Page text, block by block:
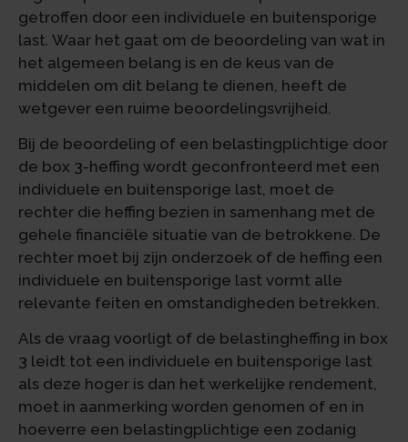
getroffen door een individuele en buitensporige
last. Waar het gaat om de beoordeling van wat in
het algemeen belang is en de keus van de
middelen om dit belang te dienen, heeft de
wetgever een ruime beoordelingsvrijheid.
Bij de beoordeling of een belastingplichtige door
de box 3-heffing wordt geconfronteerd met een
individuele en buitensporige last, moet de
rechter die heffing bezien in samenhang met de
gehele financiële situatie van de betrokkene. De
rechter moet bij zijn onderzoek of de heffing een
individuele en buitensporige last vormt alle
relevante feiten en omstandigheden betrekken.
Als de vraag voorligt of de belastingheffing in box
3 leidt tot een individuele en buitensporige last
als deze hoger is dan het werkelijke rendement,
moet in aanmerking worden genomen of en in
hoeverre een belastingplichtige een zodanig